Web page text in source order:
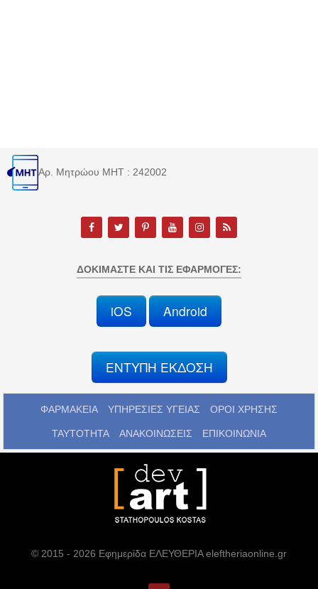
Αρ. Μητρώου MHT : 242002
ΔΟΚΙΜΆΣΤΕ ΚΑΙ ΤΙΣ ΕΦΑΡΜΟΓΈΣ:
iOS Android
ΕΝΤΥΠΗ ΕΚΔΟΣΗ
ΦΑΡΜΑΚΕΙΑ ΥΠΗΡΕΣΙΕΣ ΥΓΕΙΑΣ ΟΡΟΙ ΧΡΗΣΗΣ
ΤΑΥΤΟΤΗΤΑ ΑΝΑΚΟΙΝΩΣΕΙΣ ΕΠΙΚΟΙΝΩΝΙΑ
© 2015 - 2026 Εφημερίδα ΕΛΕΥΘΕΡΙΑ eleftheriaonline.gr